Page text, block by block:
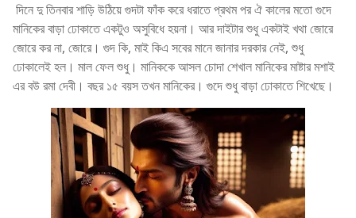
দিনে দু তিনবার শাড়ি উঠিয়ে গুদটা ফাঁক করে ধরাতে প্রথম পর ঐ কালের মতো গুদে
মানিকের বাড়া ঢোকাতে একটুও অসুবিধে হয়না। আর দাইটার শুধু একটাই খথা জোরে
জোরে কর না, জোরে। গুদ কি, মাই কিএ সবের মানে জানার দরকার নেই, শুধু
ঢোকালেই হল। মাল ফেল শুধু। মানিককে আসল চোদা শেখাল মানিকের মাষ্টার মশাই
এর বউ রমা দেবী। বছর ১৫ বয়স তখন মানিকের। গুদে শুধু বাড়া ঢোকাতে শিখেছে।